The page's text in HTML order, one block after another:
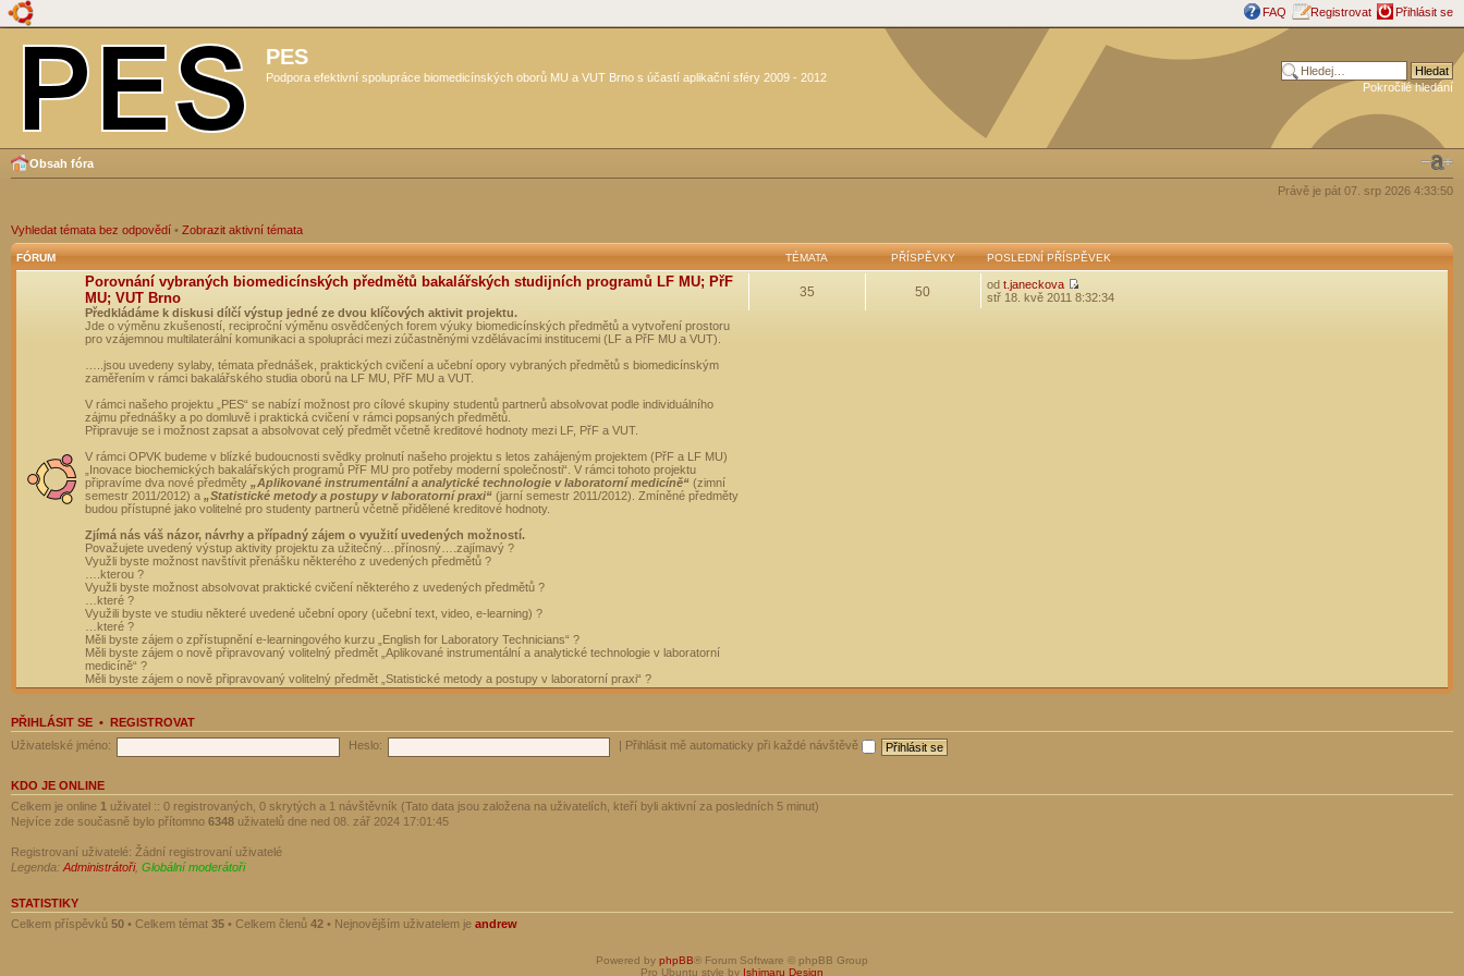
FAQ Registrovat Přihlásit se
PES
Podpora efektivní spolupráce biomedicínských oborů MU a VUT Brno s účastí aplikační sféry 2009 - 2012
Pokročilé hledání
Obsah fóra
Právě je pát 07. srp 2026 4:33:50
Vyhledat témata bez odpovědí • Zobrazit aktivní témata
FÓRUM TÉMATA PŘÍSPĚVKY POSLEDNÍ PŘÍSPĚVEK
Porovnání vybraných biomedicínských předmětů bakalářských studijních programů LF MU; PřF
MU; VUT Brno
Předkládáme k diskusi dílčí výstup jedné ze dvou klíčových aktivit projektu.
Jde o výměnu zkušeností, reciproční výměnu osvědčených forem výuky biomedicínských předmětů a vytvoření prostoru
pro vzájemnou multilaterální komunikaci a spolupráci mezi zúčastněnými vzdělávacími institucemi (LF a PřF MU a VUT).
…..jsou uvedeny sylaby, témata přednášek, praktických cvičení a učební opory vybraných předmětů s biomedicínským
zaměřením v rámci bakalářského studia oborů na LF MU, PřF MU a VUT.
V rámci našeho projektu „PES“ se nabízí možnost pro cílové skupiny studentů partnerů absolvovat podle individuálního
zájmu přednášky a po domluvě i praktická cvičení v rámci popsaných předmětů.
Připravuje se i možnost zapsat a absolvovat celý předmět včetně kreditové hodnoty mezi LF, PřF a VUT.
V rámci OPVK budeme v blízké budoucnosti svědky prolnutí našeho projektu s letos zahájeným projektem (PřF a LF MU)
„Inovace biochemických bakalářských programů PřF MU pro potřeby moderní společnosti“. V rámci tohoto projektu
připravíme dva nové předměty „Aplikované instrumentální a analytické technologie v laboratorní medicíně“ (zimní
semestr 2011/2012) a „Statistické metody a postupy v laboratorní praxi“ (jarní semestr 2011/2012). Zmíněné předměty
budou přístupné jako volitelné pro studenty partnerů včetně přidělené kreditové hodnoty.
Zjímá nás váš názor, návrhy a případný zájem o využití uvedených možností.
Považujete uvedený výstup aktivity projektu za užitečný…přínosný….zajímavý ?
Využli byste možnost navštívit přenášku některého z uvedených předmětů ?
….kterou ?
Využli byste možnost absolvovat praktické cvičení některého z uvedených předmětů ?
…které ?
Využili byste ve studiu některé uvedené učební opory (učební text, video, e-learning) ?
…které ?
Měli byste zájem o zpřístupnění e-learningového kurzu „English for Laboratory Technicians“ ?
Měli byste zájem o nově připravovaný volitelný předmět „Aplikované instrumentální a analytické technologie v laboratorní
medicíně“ ?
Měli byste zájem o nově připravovaný volitelný předmět „Statistické metody a postupy v laboratorní praxi“ ?
35 50 od t.janeckova
stř 18. kvě 2011 8:32:34
PŘIHLÁSIT SE • REGISTROVAT
Uživatelské jméno:
Heslo: Přihlásit mě automaticky při každé návštěvě
KDO JE ONLINE
Celkem je online 1 uživatel :: 0 registrovaných, 0 skrytých a 1 návštěvník (Tato data jsou založena na uživatelích, kteří byli aktivní za posledních 5 minut)
Nejvíce zde současně bylo přítomno 6348 uživatelů dne ned 08. zář 2024 17:01:45
Registrovaní uživatelé: Žádní registrovaní uživatelé
Legenda: Administrátoři, Globální moderátoři
STATISTIKY
Celkem příspěvků 50 • Celkem témat 35 • Celkem členů 42 • Nejnovějším uživatelem je andrew
Powered by phpBB® Forum Software © phpBB Group
Pro Ubuntu style by Ishimaru Design